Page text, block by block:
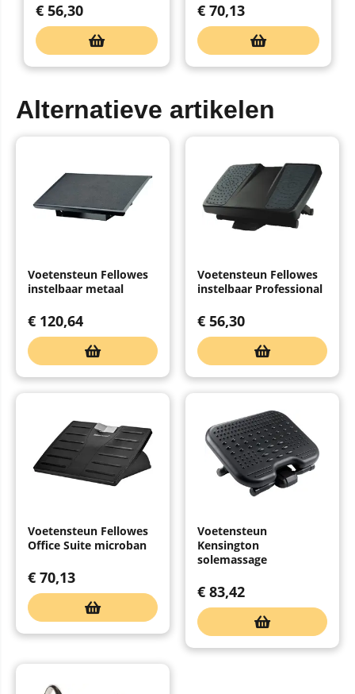
€ 56,30 € 70,13
Alternatieve artikelen
Voetensteun Fellowes
instelbaar metaal
€ 120,64
Voetensteun Fellowes
instelbaar Professional
€ 56,30
Voetensteun Fellowes
Office Suite microban
€ 70,13
Voetensteun
Kensington
solemassage
€ 83,42